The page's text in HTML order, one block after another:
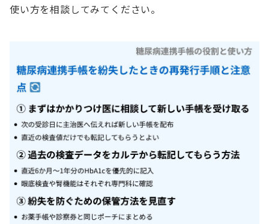
使い方を相談してみてください。